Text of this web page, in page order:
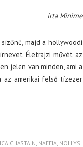
írta Minime
majd a hollywoodi
Életrajzi művét az
jelen van minden, ami a
az amerikai felső tízezer
CHASTAIN, MAFFIA, MOLLYS